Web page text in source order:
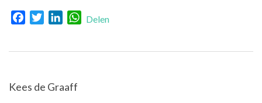
FacebookTwitterLinkedInWhatsApp
Delen
Kees de Graaff